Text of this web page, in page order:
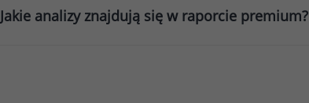
Jakie analizy znajdują się w raporcie premium?